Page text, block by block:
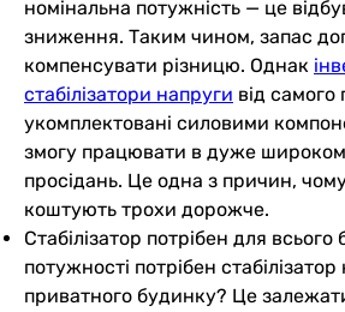
номінальна потужність — це
зниження. Таким чином, запас
компенсувати різницю. Однак
стабілізатори напруги від самого
укомплектовані силовими
змогу працювати в дуже
просідань. Це одна з причин,
коштують трохи дорожче.
Стабілізатор потрібен для
потужності потрібен
приватного будинку? Це